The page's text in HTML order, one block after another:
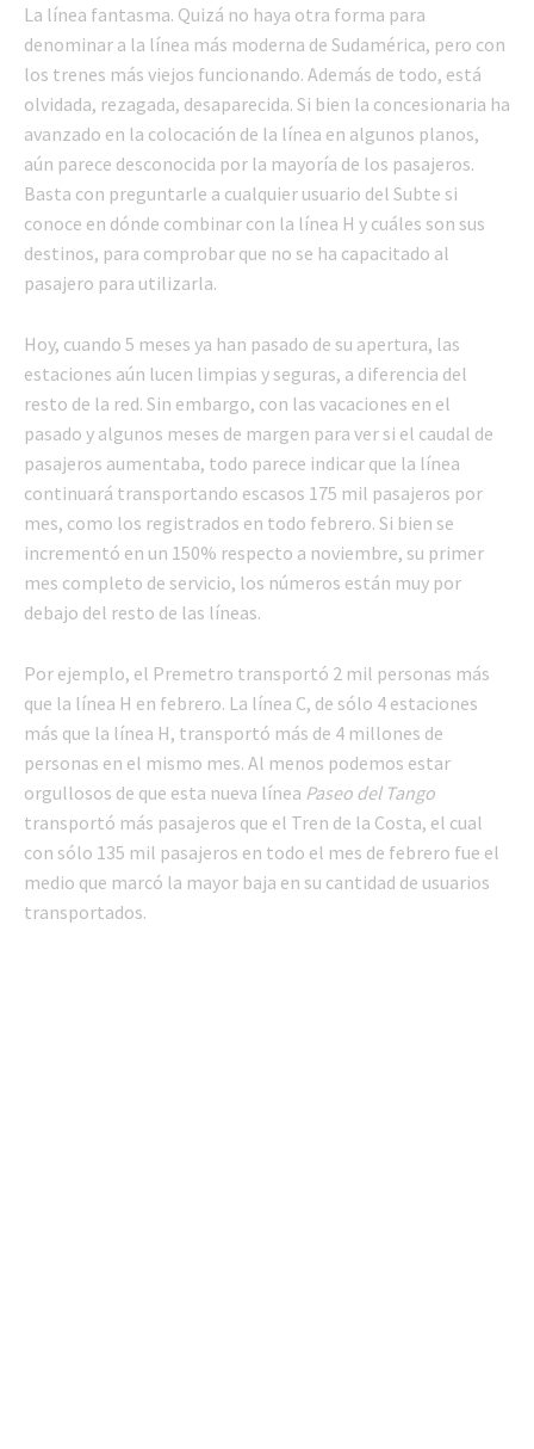
La línea fantasma. Quizá no haya otra forma para
denominar a la línea más moderna de Sudamérica, pero con
los trenes más viejos funcionando. Además de todo, está
olvidada, rezagada, desaparecida. Si bien la concesionaria ha
avanzado en la colocación de la línea en algunos planos,
aún parece desconocida por la mayoría de los pasajeros.
Basta con preguntarle a cualquier usuario del Subte si
conoce en dónde combinar con la línea H y cuáles son sus
destinos, para comprobar que no se ha capacitado al
pasajero para utilizarla.
Hoy, cuando 5 meses ya han pasado de su apertura, las
estaciones aún lucen limpias y seguras, a diferencia del
resto de la red. Sin embargo, con las vacaciones en el
pasado y algunos meses de margen para ver si el caudal de
pasajeros aumentaba, todo parece indicar que la línea
continuará transportando escasos 175 mil pasajeros por
mes, como los registrados en todo febrero. Si bien se
incrementó en un 150% respecto a noviembre, su primer
mes completo de servicio, los números están muy por
debajo del resto de las líneas.
Por ejemplo, el Premetro transportó 2 mil personas más
que la línea H en febrero. La línea C, de sólo 4 estaciones
más que la línea H, transportó más de 4 millones de
personas en el mismo mes. Al menos podemos estar
orgullosos de que esta nueva línea Paseo del Tango
transportó más pasajeros que el Tren de la Costa, el cual
con sólo 135 mil pasajeros en todo el mes de febrero fue el
medio que marcó la mayor baja en su cantidad de usuarios
transportados.